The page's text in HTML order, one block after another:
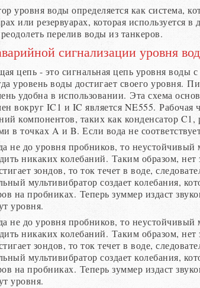
уровня воды определяется как система,
или резервуарах, которая
перелив воды из танкеров.
сигнализации уровня
цепь - это сигнальная цепь уровня воды
уровень воды достигает своего уровня.
удобна в использовании. Эта схема
вокруг IC1 и IC является NE555. Рабочая
компонентов, таких как конденсатор
в точках A и B. Если вода не
не до уровня пробников, то
никаких колебаний. Таким образом,
зондов, то ток течет в воде,
мультивибратор создает колебания,
на пробниках. Теперь зуммер издаст
уровня.
не до уровня пробников, то неустойчивый
никаких колебаний. Таким образом,
зондов, то ток течет в воде,
мультивибратор создает колебания,
на пробниках. Теперь зуммер издаст
уровня.